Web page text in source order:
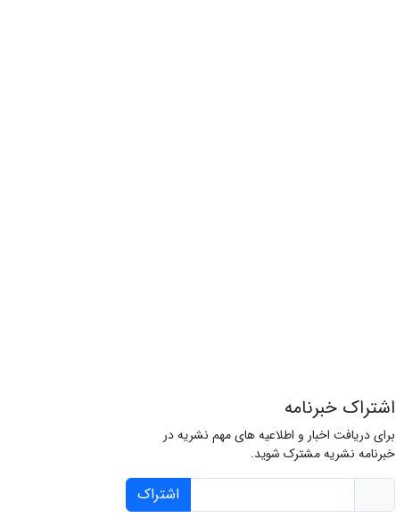
اشتراک خبرنامه
برای دریافت اخبار و اطلاعیه های مهم نشریه در
خبرنامه نشریه مشترک شوید.
اشتراک